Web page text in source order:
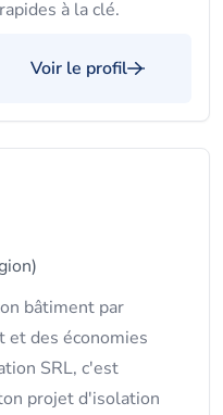
à la clé.
Voir le profil
bâtiment par
et des économies
SRL, c'est
projet d'isolation